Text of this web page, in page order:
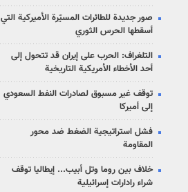
صور جديدة للطائرات المسيّرة الأميركية التي
أسقطها الحرس الثوري
التلغراف: الحرب على إيران قد تتحول إلى
أحد الأخطاء الأمريكية التاريخية
توقف غير مسبوق لصادرات النفط السعودي
إلى أميركا
فشل استراتيجية الضغط ضد محور
المقاومة
خلاف بين روما وتل أبيب... إيطاليا توقف
شراء رادارات إسرائيلية